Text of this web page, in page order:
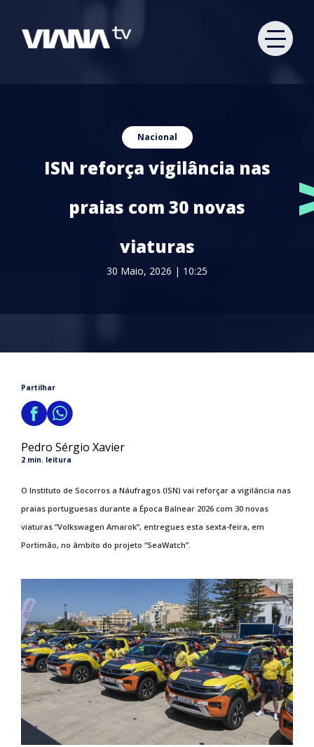
Nacional
ISN reforça vigilância nas
praias com 30 novas
viaturas
30 Maio, 2026 | 10:25
Partilhar
Pedro Sérgio Xavier
2 min. leitura
O Instituto de Socorros a Náufragos (ISN) vai reforçar a vigilância nas
praias portuguesas durante a Época Balnear 2026 com 30 novas
viaturas “Volkswagen Amarok”, entregues esta sexta-feira, em
Portimão, no âmbito do projeto “SeaWatch”.